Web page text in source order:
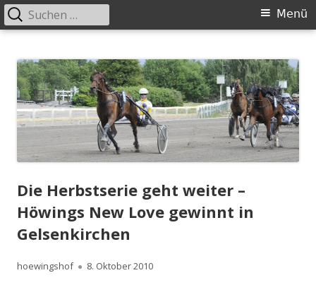
zum
Inhalt
Primäres
Menü
Suchen
nach:
Die Herbstserie geht weiter –
Höwings New Love gewinnt in
Gelsenkirchen
Autor
hoewingshof
Veröffentlicht
8. Oktober 2010